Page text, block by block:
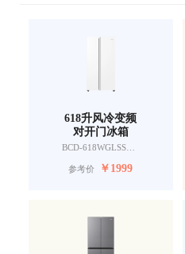
618升风冷变频
对开门冰箱
BCD-618WGLSSEDW9
参考价 ￥1999